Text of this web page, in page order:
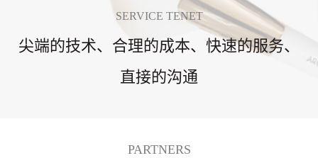
SERVICE TENET
尖端的技术、合理的成本、快速的服务、
直接的沟通
PARTNERS